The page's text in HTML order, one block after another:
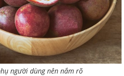
người dùng nên nắm rõ